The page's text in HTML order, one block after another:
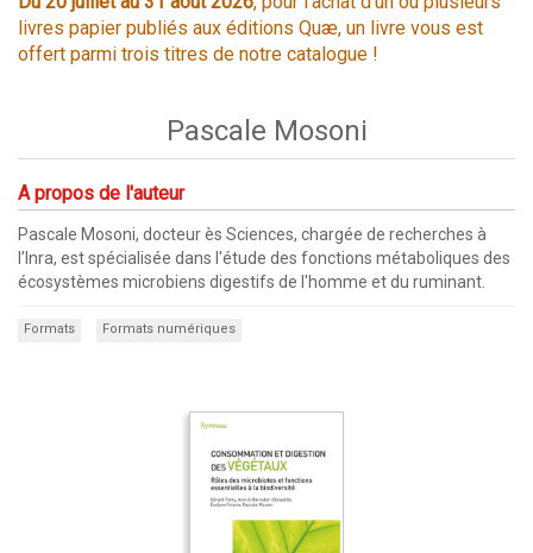
livres papier publiés aux éditions Quæ, un livre vous est
offert parmi trois titres de notre catalogue !
Pascale Mosoni
A propos de l'auteur
Pascale Mosoni, docteur ès Sciences, chargée de recherches à
l’Inra, est spécialisée dans l'étude des fonctions métaboliques des
écosystèmes microbiens digestifs de l'homme et du ruminant.
Formats Formats numériques